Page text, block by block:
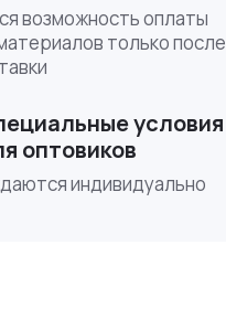
условия
оптовиков
возможность оплаты
только после
индивидуально